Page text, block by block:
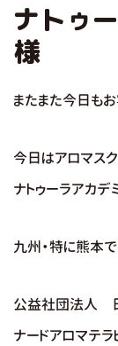
ナトゥ
様
またまた今日もお
今日はアロマス
ナトゥーラアカ
九州・特に熊本
公益社団法人
ナードアロマテ